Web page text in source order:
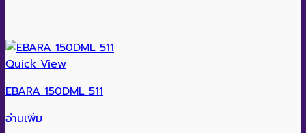
Quick View
EBARA 150DML 511
อ่านเพิ่ม